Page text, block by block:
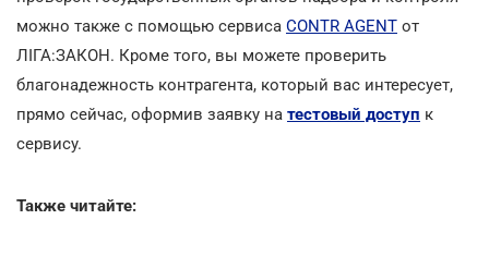
можно также с помощью сервиса CONTR AGENT от
ЛІГА:ЗАКОН. Кроме того, вы можете проверить
благонадежность контрагента, который вас интересует,
прямо сейчас, оформив заявку на тестовый доступ к
сервису.
Также читайте: